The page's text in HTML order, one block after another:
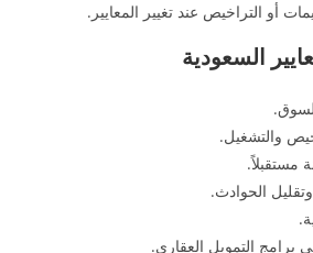
أو التراخيص عند تغيير المعايير.
السعودية
والتشغيل.
مستقبلاً.
الحوادث.
برامج التمويل العقاري.